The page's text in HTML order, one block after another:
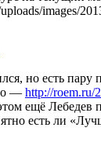
images/
но есть
— http://roem.ru/
ещё Лебедев
есть ли